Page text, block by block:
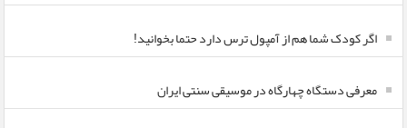
اگر کودک شما هم از آمپول ترس دارد حتما بخوانید!
معرفی دستگاه چهارگاه در موسیقی سنتی ایران